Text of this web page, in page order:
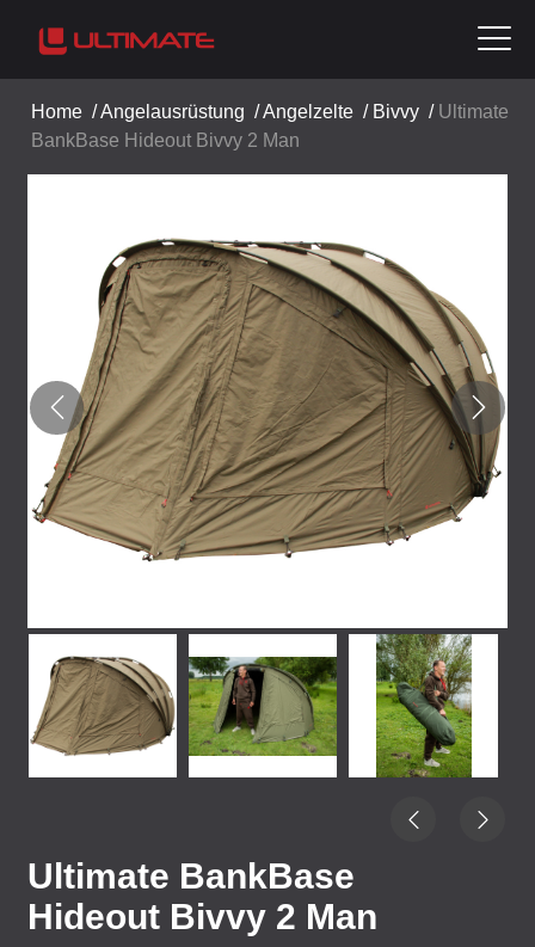
Home /Angelausrüstung /Angelzelte / Bivvy / Ultimate
BankBase Hideout Bivvy 2 Man
Ultimate BankBase
Hideout Bivvy 2 Man